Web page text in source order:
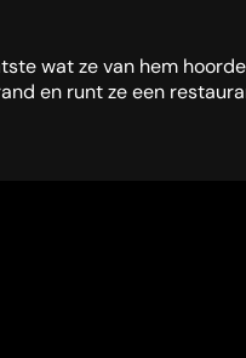
wat ze van hem
en runt ze een